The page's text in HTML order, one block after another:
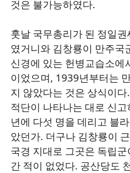
것은 불가능하였다.
훗날 국무총리가 된 정일
였거니와 김창룡이 만주국
신경에 있는 헌병교습소에
이었으며, 1939년부터는
지 않았다는 것은 상식이
적단이 나타나는 대로 신
년에 다섯 명을 데리고 블
았던가. 더구나 김창룡이
국경 지대로 그곳은 독립
간 적이 없었다. 공산당도